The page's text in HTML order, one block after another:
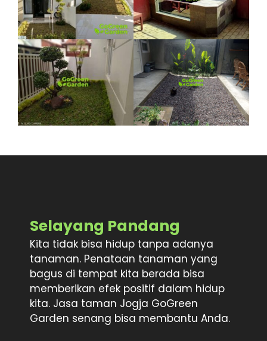
Selayang Pandang
Kita tidak bisa hidup tanpa adanya
tanaman. Penataan tanaman yang
bagus di tempat kita berada bisa
memberikan efek positif dalam hidup
kita. Jasa taman Jogja GoGreen
Garden senang bisa membantu Anda.